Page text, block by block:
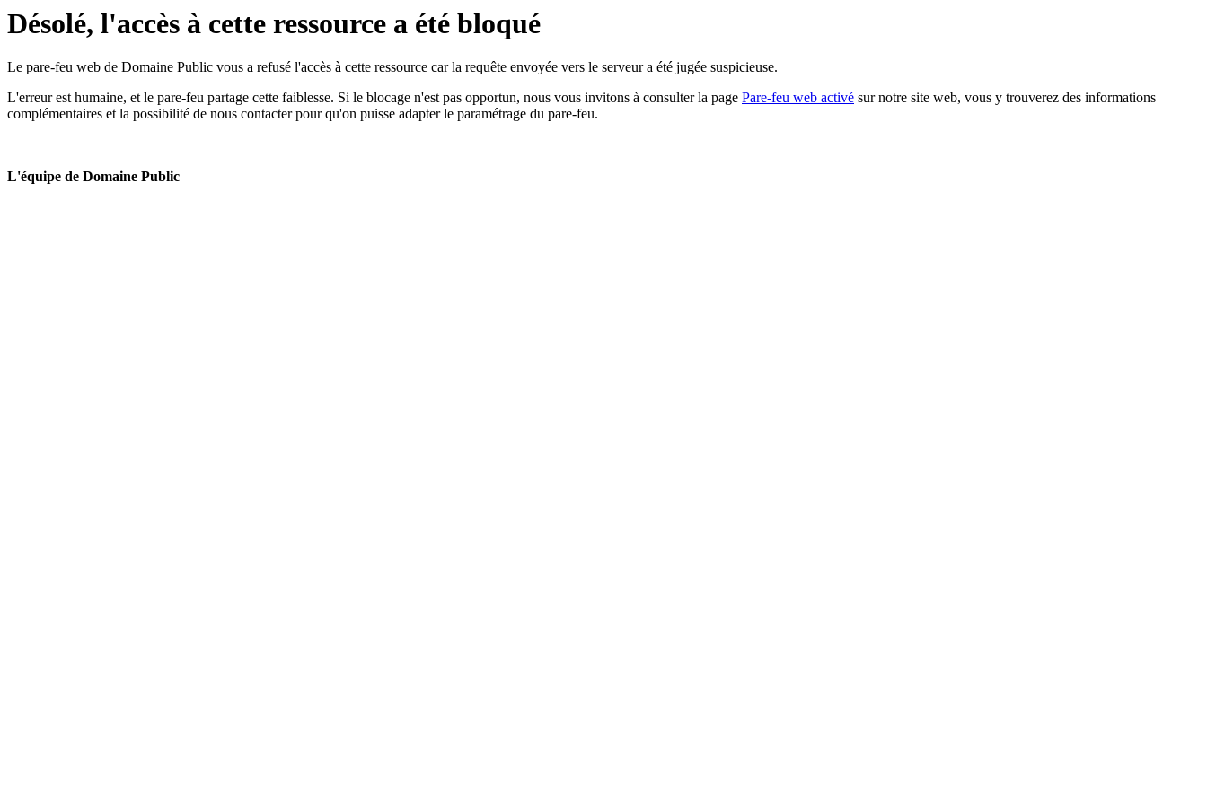
Désolé, l'accès à cette ressource a été bloqué
Le pare-feu web de Domaine Public vous a refusé l'accès à cette ressource car la requête envoyée vers le serveur a été jugée suspicieuse.
L'erreur est humaine, et le pare-feu partage cette faiblesse. Si le blocage n'est pas opportun, nous vous invitons à consulter la page Pare-feu web activé sur notre site web, vous y trouverez des informations
complémentaires et la possibilité de nous contacter pour qu'on puisse adapter le paramétrage du pare-feu.
L'équipe de Domaine Public